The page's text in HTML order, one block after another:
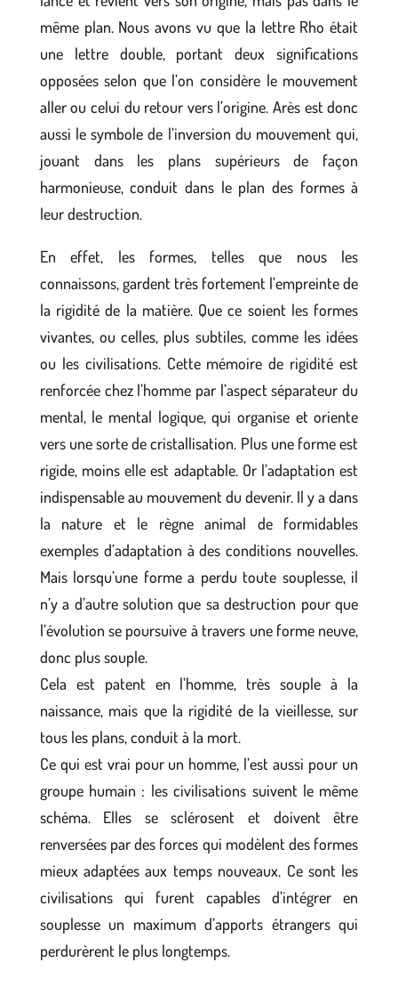
même plan. Nous avons vu que la lettre Rho était
une lettre double, portant deux significations
opposées selon que l’on considère le mouvement
aller ou celui du retour vers l’origine. Arès est donc
aussi le symbole de l’inversion du mouvement qui,
jouant dans les plans supérieurs de façon
harmonieuse, conduit dans le plan des formes à
leur destruction.
En effet, les formes, telles que nous les
connaissons, gardent très fortement l’empreinte de
la rigidité de la matière. Que ce soient les formes
vivantes, ou celles, plus subtiles, comme les idées
ou les civilisations. Cette mémoire de rigidité est
renforcée chez l’homme par l’aspect séparateur du
mental, le mental logique, qui organise et oriente
vers une sorte de cristallisation. Plus une forme est
rigide, moins elle est adaptable. Or l’adaptation est
indispensable au mouvement du devenir. Il y a dans
la nature et le règne animal de formidables
exemples d’adaptation à des conditions nouvelles.
Mais lorsqu’une forme a perdu toute souplesse, il
n’y a d’autre solution que sa destruction pour que
l’évolution se poursuive à travers une forme neuve,
donc plus souple.
Cela est patent en l’homme, très souple à la
naissance, mais que la rigidité de la vieillesse, sur
tous les plans, conduit à la mort.
Ce qui est vrai pour un homme, l’est aussi pour un
groupe humain : les civilisations suivent le même
schéma. Elles se sclérosent et doivent être
renversées par des forces qui modèlent des formes
mieux adaptées aux temps nouveaux. Ce sont les
civilisations qui furent capables d’intégrer en
souplesse un maximum d’apports étrangers qui
perdurèrent le plus longtemps.